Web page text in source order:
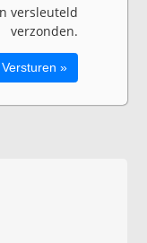
versleuteld
verzonden.